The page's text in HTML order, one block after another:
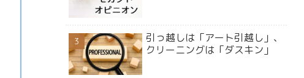
引っ越しは「アート引越し」、
クリーニングは「ダスキン」